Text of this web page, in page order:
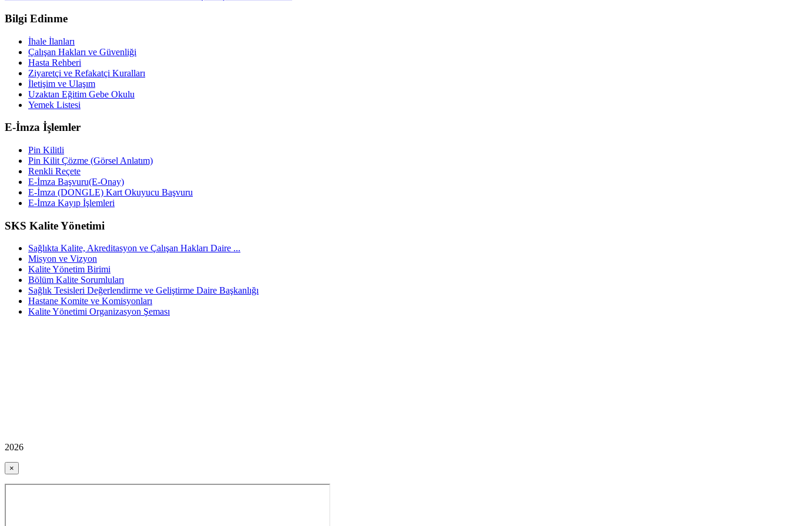
Bilgi Edinme
İhale İlanları
Çalışan Hakları ve Güvenliği
Hasta Rehberi
Ziyaretçi ve Refakatçi Kuralları
İletişim ve Ulaşım
Uzaktan Eğitim Gebe Okulu
Yemek Listesi
E-İmza İşlemler
Pin Kilitli
Pin Kilit Çözme (Görsel Anlatım)
Renkli Reçete
E-İmza Başvuru(E-Onay)
E-İmza (DONGLE) Kart Okuyucu Başvuru
E-İmza Kayıp İşlemleri
SKS Kalite Yönetimi
Sağlıkta Kalite, Akreditasyon ve Çalışan Hakları Daire ...
Misyon ve Vizyon
Kalite Yönetim Birimi
Bölüm Kalite Sorumluları
Sağlık Tesisleri Değerlendirme ve Geliştirme Daire Başkanlığı
Hastane Komite ve Komisyonları
Kalite Yönetimi Organizasyon Şeması
2026
×